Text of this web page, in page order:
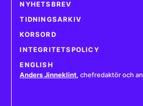
NYHETSBREV
TIDNINGSARKIV
KORSORD
INTEGRITETSPOLICY
ENGLISH
Anders Jinneklint, chefredaktör och